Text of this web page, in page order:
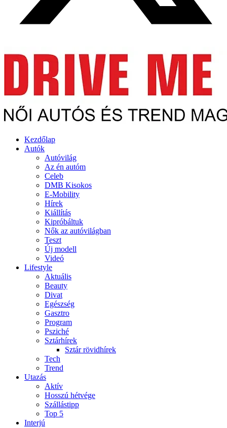
Kezdőlap
Autók
Autóvilág
Az én autóm
Celeb
DMB Kisokos
E-Mobility
Hírek
Kiállítás
Kipróbáltuk
Nők az autóvilágban
Teszt
Új modell
Videó
Lifestyle
Aktuális
Beauty
Divat
Egészség
Gasztro
Program
Psziché
Sztárhírek
Sztár rövidhírek
Tech
Trend
Utazás
Aktív
Hosszú hétvége
Szállástipp
Top 5
Interjú